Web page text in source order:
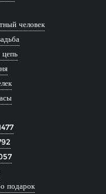
человек
цепь
подарок